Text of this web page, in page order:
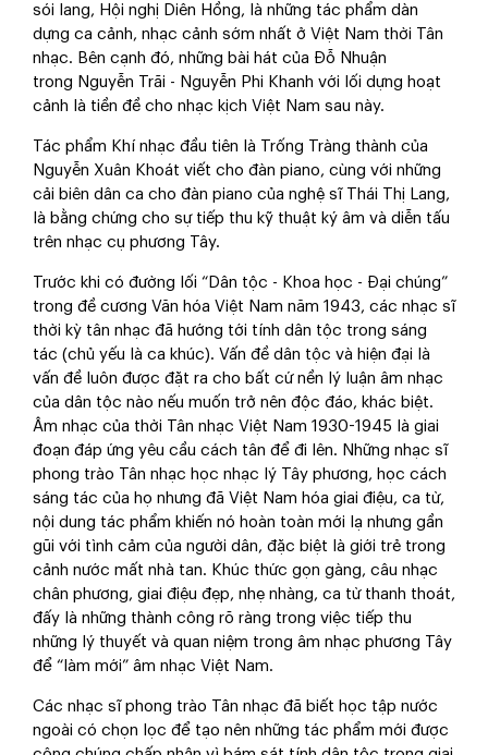
sói lang, Hội nghị Diên Hồng, là những tác phẩm dàn
dựng ca cảnh, nhạc cảnh sớm nhất ở Việt Nam thời Tân
nhạc. Bên cạnh đó, những bài hát của Đỗ Nhuận
trong Nguyễn Trãi - Nguyễn Phi Khanh với lối dựng hoạt
cảnh là tiền đề cho nhạc kịch Việt Nam sau này.
Tác phẩm Khí nhạc đầu tiên là Trống Tràng thành của
Nguyễn Xuân Khoát viết cho đàn piano, cùng với những
cải biên dân ca cho đàn piano của nghệ sĩ Thái Thị Lang,
là bằng chứng cho sự tiếp thu kỹ thuật ký âm và diễn tấu
trên nhạc cụ phương Tây.
Trước khi có đường lối “Dân tộc - Khoa học - Đại chúng”
trong đề cương Văn hóa Việt Nam năm 1943, các nhạc sĩ
thời kỳ tân nhạc đã hướng tới tính dân tộc trong sáng
tác (chủ yếu là ca khúc). Vấn đề dân tộc và hiện đại là
vấn đề luôn được đặt ra cho bất cứ nền lý luận âm nhạc
của dân tộc nào nếu muốn trở nên độc đáo, khác biệt.
Âm nhạc của thời Tân nhạc Việt Nam 1930-1945 là giai
đoạn đáp ứng yêu cầu cách tân để đi lên. Những nhạc sĩ
phong trào Tân nhạc học nhạc lý Tây phương, học cách
sáng tác của họ nhưng đã Việt Nam hóa giai điệu, ca từ,
nội dung tác phẩm khiến nó hoàn toàn mới lạ nhưng gần
gũi với tình cảm của người dân, đặc biệt là giới trẻ trong
cảnh nước mất nhà tan. Khúc thức gọn gàng, câu nhạc
chân phương, giai điệu đẹp, nhẹ nhàng, ca từ thanh thoát,
đấy là những thành công rõ ràng trong việc tiếp thu
những lý thuyết và quan niệm trong âm nhạc phương Tây
để “làm mới” âm nhạc Việt Nam.
Các nhạc sĩ phong trào Tân nhạc đã biết học tập nước
ngoài có chọn lọc để tạo nên những tác phẩm mới được